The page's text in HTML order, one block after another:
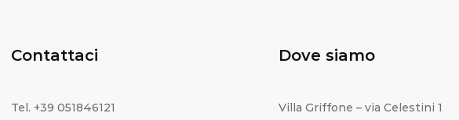
Contattaci
Tel. +39 051846121
Dove siamo
Villa Griffone – via Celestini 1